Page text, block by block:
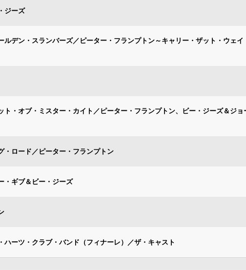
ジーズ
ルデン・スランバーズ／ピーター・フランプトン～キャリー・ザット・ウェイ
ト・オブ・ミスター・カイト／ピーター・フランプトン、ビー・ジーズ＆ジョ
・ロード／ピーター・フランプトン
・ギブ＆ビー・ジーズ
ハーツ・クラブ・バンド（フィナーレ）／ザ・キャスト